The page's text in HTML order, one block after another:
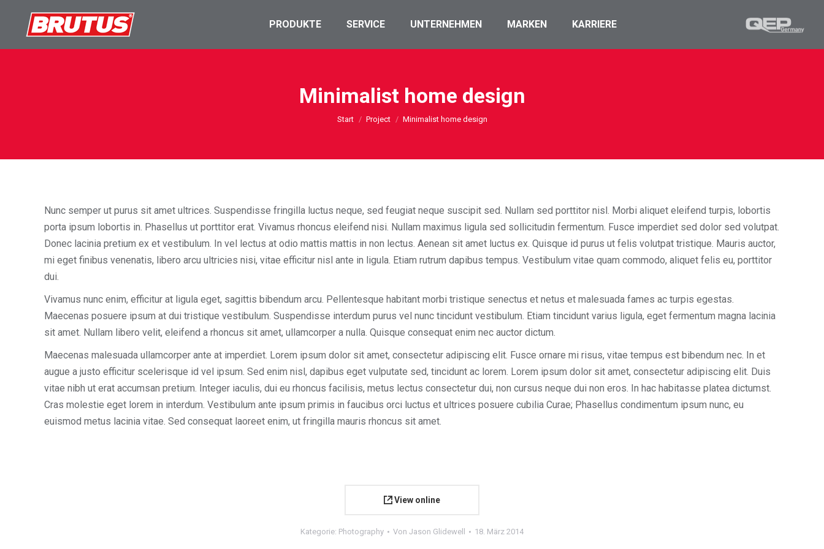
PRODUKTE SERVICE UNTERNEHMEN MARKEN KARRIERE
Minimalist home design
Sie befinden sich hier:
Start Project Minimalist home design
Nunc semper ut purus sit amet ultrices. Suspendisse fringilla luctus neque, sed feugiat neque suscipit sed. Nullam sed porttitor nisl. Morbi aliquet eleifend turpis, lobortis
porta ipsum lobortis in. Phasellus ut porttitor erat. Vivamus rhoncus eleifend nisi. Nullam maximus ligula sed sollicitudin fermentum. Fusce imperdiet sed dolor sed volutpat.
Donec lacinia pretium ex et vestibulum. In vel lectus at odio mattis mattis in non lectus. Aenean sit amet luctus ex. Quisque id purus ut felis volutpat tristique. Mauris auctor,
mi eget finibus venenatis, libero arcu ultricies nisi, vitae efficitur nisl ante in ligula. Etiam rutrum dapibus tempus. Vestibulum vitae quam commodo, aliquet felis eu, porttitor
dui.
Vivamus nunc enim, efficitur at ligula eget, sagittis bibendum arcu. Pellentesque habitant morbi tristique senectus et netus et malesuada fames ac turpis egestas.
Maecenas posuere ipsum at dui tristique vestibulum. Suspendisse interdum purus vel nunc tincidunt vestibulum. Etiam tincidunt varius ligula, eget fermentum magna lacinia
sit amet. Nullam libero velit, eleifend a rhoncus sit amet, ullamcorper a nulla. Quisque consequat enim nec auctor dictum.
Maecenas malesuada ullamcorper ante at imperdiet. Lorem ipsum dolor sit amet, consectetur adipiscing elit. Fusce ornare mi risus, vitae tempus est bibendum nec. In et
augue a justo efficitur scelerisque id vel ipsum. Sed enim nisl, dapibus eget vulputate sed, tincidunt ac lorem. Lorem ipsum dolor sit amet, consectetur adipiscing elit. Duis
vitae nibh ut erat accumsan pretium. Integer iaculis, dui eu rhoncus facilisis, metus lectus consectetur dui, non cursus neque dui non eros. In hac habitasse platea dictumst.
Cras molestie eget lorem in interdum. Vestibulum ante ipsum primis in faucibus orci luctus et ultrices posuere cubilia Curae; Phasellus condimentum ipsum nunc, eu
euismod metus lacinia vitae. Sed consequat laoreet enim, ut fringilla mauris rhoncus sit amet.
View online
Kategorie: Photography Von Jason Glidewell 18. März 2014